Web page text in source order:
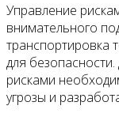
Управление
внимательного
транспортировка
для
рисками
угрозы и